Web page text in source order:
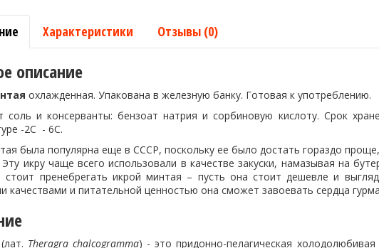
Характеристики Отзывы (0)
описание
охлажденная. Упакована в железную банку. Готовая к употреблению.
соль и консерванты: бензоат натрия и сорбиновую кислоту. Срок
-2С - 6С.
была популярна еще в СССР, поскольку ее было достать гораздо
икру чаще всего использовали в качестве закуски, намазывая на
стоит пренебрегать икрой минтая – пусть она стоит дешевле и
качествами и питательной ценностью она сможет завоевать сердца
(лат. Theragra chalcogramma) - это придонно-пелагическая